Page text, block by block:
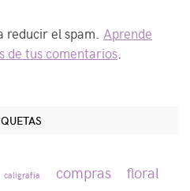
el spam. Aprende
de tus comentarios
caligrafía compras floral